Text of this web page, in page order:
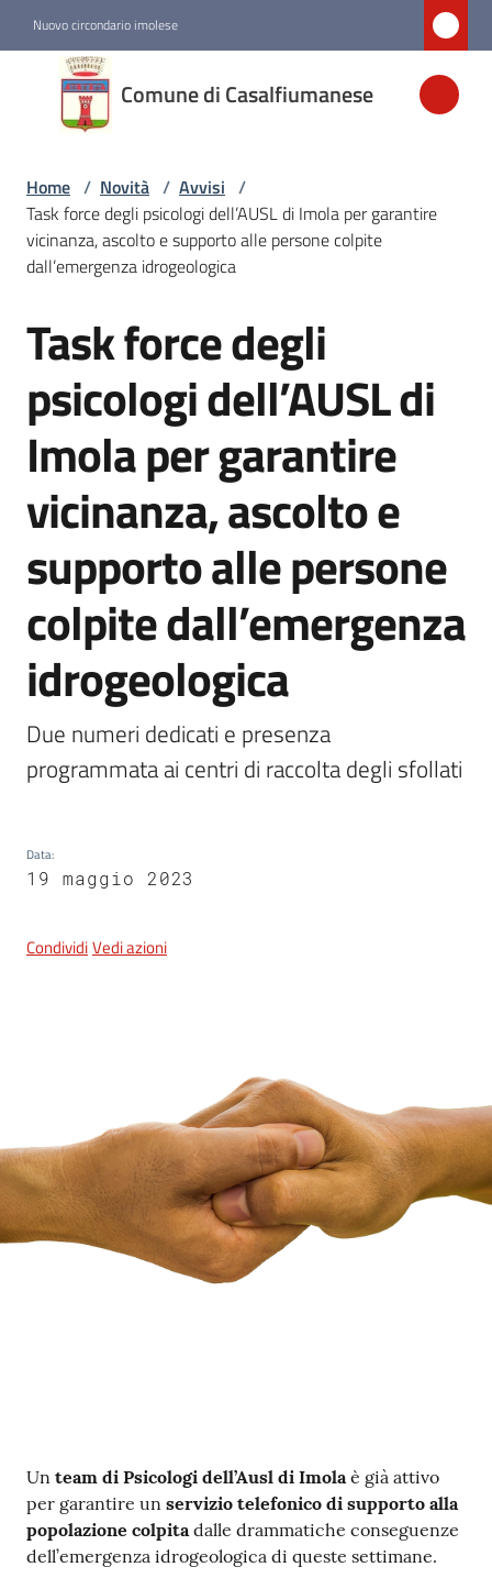
Nuovo circondario imolese
Comune di Casalfiumanese
Comune di
Casalfiumanese
Amministrazione
Novità
Servizi
Vivere
Casalfiumanese
5x1000
Servizi
on-
line
Tutti
gli
Home / Novità / Avvisi /
Task force degli psicologi dell’AUSL di Imola per garantire
vicinanza, ascolto e supporto alle persone colpite
dall’emergenza idrogeologica
Salta al contenuto
Task force degli
psicologi dell’AUSL di
Imola per garantire
vicinanza, ascolto e
supporto alle persone
colpite dall’emergenza
idrogeologica
Due numeri dedicati e presenza
programmata ai centri di raccolta degli sfollati
Data:
19 maggio 2023
CondividiVedi azioni
Contenuto
Un team di Psicologi dell’Ausl di Imolaè già attivo
per garantire un servizio telefonico di supporto alla
popolazione colpitadalle drammatiche conseguenze
dell’emergenza idrogeologica di queste settimane.